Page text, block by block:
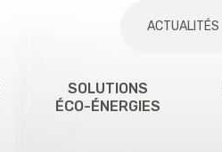
ACTUALITÉS
SOLUTIONS
ÉCO-ÉNERGIES